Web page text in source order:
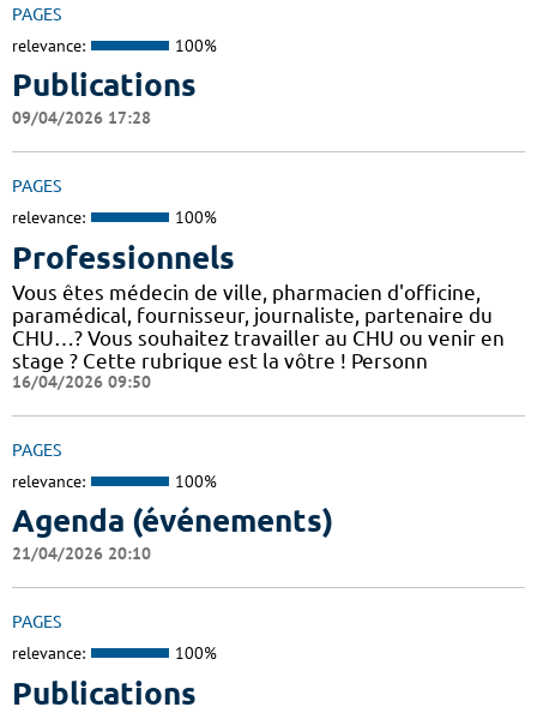
PAGES
relevance: 100%
Publications
09/04/2026 17:28
PAGES
relevance: 100%
Professionnels
Vous êtes médecin de ville, pharmacien d'officine,
paramédical, fournisseur, journaliste, partenaire du
CHU…? Vous souhaitez travailler au CHU ou venir en
stage ? Cette rubrique est la vôtre ! Personn
16/04/2026 09:50
PAGES
relevance: 100%
Agenda (événements)
21/04/2026 20:10
PAGES
relevance: 100%
Publications